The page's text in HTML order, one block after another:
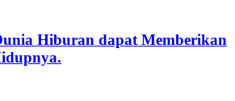
Hiburan dapat Memberikan